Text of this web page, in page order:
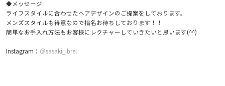
◆メッセージ
ライフスタイルに合わせたヘアデザインのご提案をしております。
メンズスタイルも得意なので指名お待ちしております！！
簡単なお手入れ方法もお客様にレクチャーしていきたいと思います(^^)
Instagram： ＠sasaki_ibrel